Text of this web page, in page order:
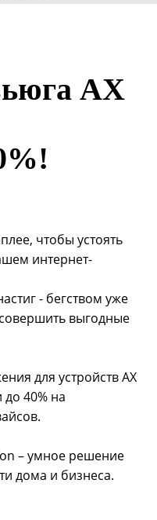
AX
чтобы устоять
интернет-
- бегством уже
совершить выгодные
для устройств AX
до 40% на
– умное решение
дома и бизнеса.